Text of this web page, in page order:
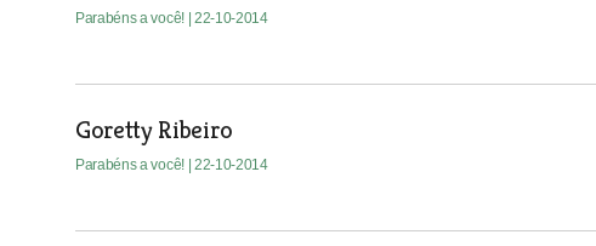
Parabéns a você! | 22-10-2014
Goretty Ribeiro
Parabéns a você! | 22-10-2014